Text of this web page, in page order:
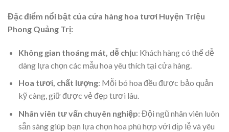
Đặc điểm nổi bật của cửa hàng hoa tươi Huyện Triệu
Phong Quảng Trị:
Không gian thoáng mát, dễ chịu: Khách hàng có thể dễ
dàng lựa chọn các mẫu hoa yêu thích tại cửa hàng.
Hoa tươi, chất lượng: Mỗi bó hoa đều được bảo quản
kỹ càng, giữ được vẻ đẹp tươi lâu.
Nhân viên tư vấn chuyên nghiệp: Đội ngũ nhân viên luôn
sẵn sàng giúp bạn lựa chọn hoa phù hợp với dịp lễ và yêu